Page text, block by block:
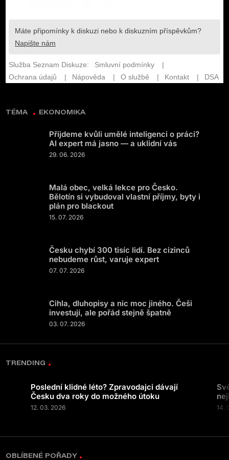
TÉMA EKONOMIKA
Přijdeme kvůli umělé inteligenci o práci?
AI expert má jasno — a uklidní vás
29. 06. 2026
Malá obec, velká lekce pro Česko.
Bělotín si vybudoval vlastní příjmy, byty i
plán pro blackout
15. 07. 2026
Česku chybí 300 tisíc lidí. Bez cizinců
nebudeme růst, varuje expert
07. 07. 2026
Cihla, dluhopisy a nic moc jiného. Češi
investují, ale pořád stejně špatně
03. 07. 2026
TRENDING
Poslední klidné léto? Zpravodajci dávají
Česku dva roky do možného útoku
12. 03. 2026 14.
OBLÍBENÉ POŘADY